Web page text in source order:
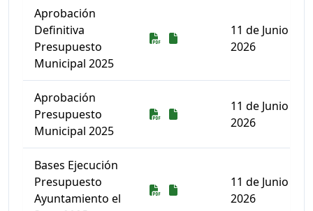
Aprobación
Definitiva
Presupuesto
Municipal 2025
Descarga
Descarga
11 de Junio de
2026
Aprobación
Presupuesto
Municipal 2025
Descarga
Descarga
11 de Junio de
2026
Bases Ejecución
Presupuesto
Ayuntamiento el
Descarga
Descarga
11 de Junio de
2026